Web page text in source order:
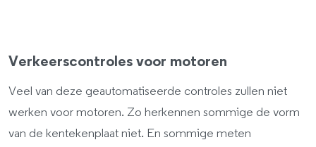
Verkeerscontroles voor motoren
Veel van deze geautomatiseerde controles zullen niet
werken voor motoren. Zo herkennen sommige de vorm
van de kentekenplaat niet. En sommige meten